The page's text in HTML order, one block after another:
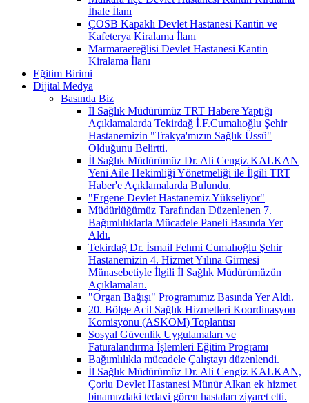
İhale İlanı
ÇOSB Kapaklı Devlet Hastanesi Kantin ve
Kafeterya Kiralama İlanı
Marmaraereğlisi Devlet Hastanesi Kantin
Kiralama İlanı
Eğitim Birimi
Dijital Medya
Basında Biz
İl Sağlık Müdürümüz TRT Habere Yaptığı
Açıklamalarda Tekirdağ İ.F.Cumalıoğlu Şehir
Hastanemizin "Trakya'mızın Sağlık Üssü"
Olduğunu Belirtti.
İl Sağlık Müdürümüz Dr. Ali Cengiz KALKAN
Yeni Aile Hekimliği Yönetmeliği ile İlgili TRT
Haber'e Açıklamalarda Bulundu.
"Ergene Devlet Hastanemiz Yükseliyor"
Müdürlüğümüz Tarafından Düzenlenen 7.
Bağımlılıklarla Mücadele Paneli Basında Yer
Aldı.
Tekirdağ Dr. İsmail Fehmi Cumalıoğlu Şehir
Hastanemizin 4. Hizmet Yılına Girmesi
Münasebetiyle İlgili İl Sağlık Müdürümüzün
Açıklamaları.
"Organ Bağışı" Programımız Basında Yer Aldı.
20. Bölge Acil Sağlık Hizmetleri Koordinasyon
Komisyonu (ASKOM) Toplantısı
Sosyal Güvenlik Uygulamaları ve
Faturalandırma İşlemleri Eğitim Programı
Bağımlılıkla mücadele Çalıştayı düzenlendi.
İl Sağlık Müdürümüz Dr. Ali Cengiz KALKAN,
Çorlu Devlet Hastanesi Münür Alkan ek hizmet
binamızdaki tedavi gören hastaları ziyaret etti.